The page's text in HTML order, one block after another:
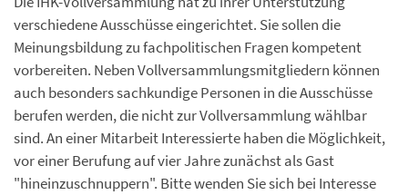
verschiedene Ausschüsse eingerichtet. Sie sollen die
Meinungsbildung zu fachpolitischen Fragen kompetent
vorbereiten. Neben Vollversammlungsmitgliedern können
auch besonders sachkundige Personen in die Ausschüsse
berufen werden, die nicht zur Vollversammlung wählbar
sind. An einer Mitarbeit Interessierte haben die Möglichkeit,
vor einer Berufung auf vier Jahre zunächst als Gast
"hineinzuschnuppern". Bitte wenden Sie sich bei Interesse